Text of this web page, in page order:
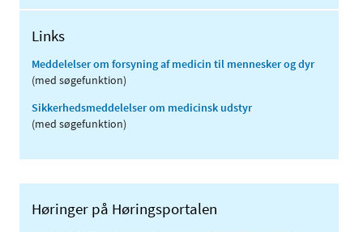
Links
Meddelelser om forsyning af medicin til mennesker og dyr
(med søgefunktion)
Sikkerhedsmeddelelser om medicinsk udstyr
(med søgefunktion)
Høringer på Høringsportalen